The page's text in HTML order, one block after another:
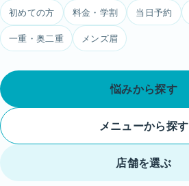
初めての方 料金・学割 当日予約
一重・奥二重 メンズ眉
悩みから探す
メニューから探す
店舗を選ぶ